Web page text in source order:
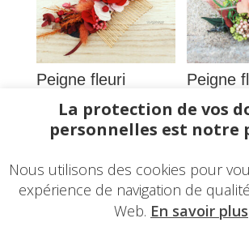
Peigne fleuri
Peigne
41,90€
La protection de vos
personnelles est notre
Nous utilisons des cookies pour
expérience de navigation de
Web. En savoir plus